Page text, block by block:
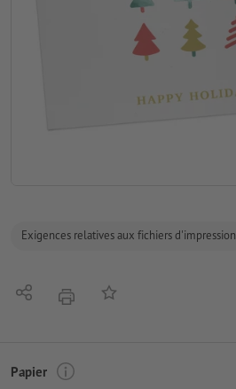
Exigences relatives aux fichiers d'impression
PartagerimprimerAjouter à liste d'article
Papier